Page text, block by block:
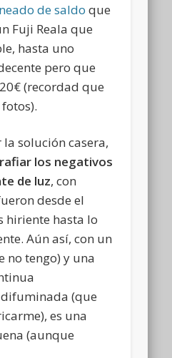
de saldo que
Fuji Reala que
hasta uno
pero que
(recordad que
solución casera,
los negativos
de luz, con
desde el
hiriente hasta lo
Aún así, con un
no tengo) y una
(que
es una
(aunque